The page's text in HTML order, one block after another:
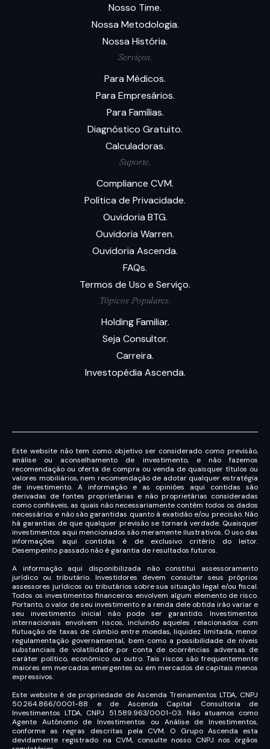
Nosso Time.
Nossa Metodologia.
Nossa História.
Serviços.
Para Médicos.
Para Empresários.
Para Famílias.
Diagnóstico Gratuito.
Calculadoras.
Suporte.
Compliance CVM.
Política de Privacidade.
Ouvidoria BTG.
Ouvidoria Warren.
Ouvidoria Ascenda.
FAQs.
Termos de Uso e Serviço.
Tópicos Populares.
Holding Familiar.
Seja Consultor.
Carreira.
Investopédia Ascenda.
Este website não tem como objetivo ser considerado como previsão,
análise ou aconselhamento de investimento, e não fazemos
recomendação ou oferta de compra ou venda de quaisquer títulos ou
valores mobiliários, nem recomendação de adotar qualquer estratégia
de investimento. A informação e as opiniões aqui contidas são
derivadas de fontes proprietárias e não proprietárias consideradas
como confiáveis, as quais não necessariamente contém todos os dados
necessários e não são garantidas quanto à exatidão e/ou precisão. Não
há garantias de que qualquer previsão se tornará verdade. Quaisquer
investimentos aqui mencionados são meramente ilustrativos. O uso das
informações aqui contidas é de exclusivo critério do leitor.
Desempenho passado não é garantia de resultados futuros.
A informação aqui disponibilizada não constitui assessoramento
jurídico ou tributário. Investidores devem consultar seus próprios
assessores jurídicos ou tributários sobre sua situação legal e/ou fiscal.
Todos os investimentos financeiros envolvem algum elemento de risco.
Portanto, o valor de seu investimento e a renda dele obtida irão variar e
seu investimento inicial não pode ser garantido. Investimentos
internacionais envolvem riscos, incluindo aqueles relacionados com
flutuação de taxas de câmbio entre moedas, liquidez limitada, menor
regulamentação governamental, bem como a possibilidade de níveis
substanciais de volatilidade por conta de ocorrências adversas de
caráter político, econômico ou outro. Tais riscos são frequentemente
maiores em mercados emergentes ou em mercados de capitais menos
expressivos.
Este website é de propriedade de Ascenda Treinamentos LTDA, CNPJ
50.264.866/0001-88 e de Ascenda Capital Consultoria de
Investimentos LTDA, CNPJ 51.589.963/0001-03. Não atuamos como
Agente Autônomo de Investimentos ou Análise de Investimentos,
conforme as regras descritas pela CVM. O Grupo Ascenda esta
devidamente registrado na CVM, consulte nosso CNPJ nos órgãos